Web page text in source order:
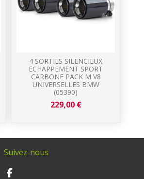
4 SORTIES SILENCIEUX
ECHAPPEMENT SPORT
CARBONE PACK M V8
UNIVERSELLES BMW
(05390)
229,00 €
Suivez-nous